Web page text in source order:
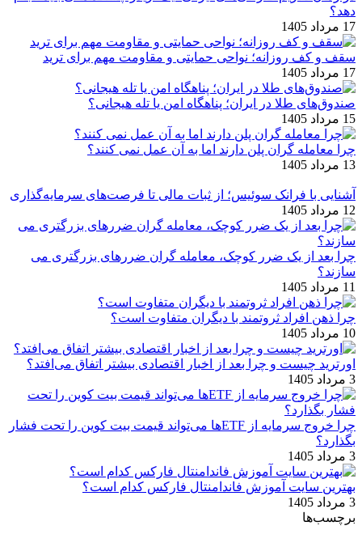
دهد؟
17 مرداد 1405
سقف و کف روزانه؛ نواحی حمایتی و مقاومت مهم برای ترید
17 مرداد 1405
صندوق‌های طلا در ایران؛ پناهگاه امن یا تله هیجانی؟
15 مرداد 1405
چرا معامله ‌گران پلن دارند اما به آن عمل نمی ‌کنند؟
13 مرداد 1405
آشنایی با فرانک سوئیس؛ از ثبات مالی تا فرصت‌های سرمایه‌گذاری
12 مرداد 1405
چرا بعد از یک ضرر کوچک، معامله‌ گران ضررهای بزرگتری می
‌سازند؟
11 مرداد 1405
چرا ذهن افراد ثروتمند با دیگران متفاوت است؟
10 مرداد 1405
اورترید چیست و چرا بعد از اخبار اقتصادی بیشتر اتفاق می‌افتد؟
3 مرداد 1405
چرا خروج سرمایه از ETFها می‌تواند قیمت بیت‌ کوین را تحت فشار
بگذارد؟
3 مرداد 1405
بهترین سایت آموزش فاندامنتال فارکس کدام است؟
3 مرداد 1405
برچسب‌ها